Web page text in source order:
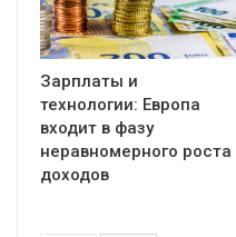
Зарплаты и
технологии: Европа
входит в фазу
неравномерного роста
доходов